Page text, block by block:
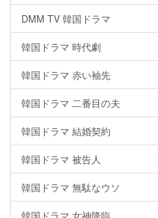
DMM TV 韓国ドラマ
韓国ドラマ 時代劇
韓国ドラマ 赤い袖先
韓国ドラマ 二番目の夫
韓国ドラマ 結婚契約
韓国ドラマ 被告人
韓国ドラマ 無駄なウソ
韓国ドラマ 女神降臨